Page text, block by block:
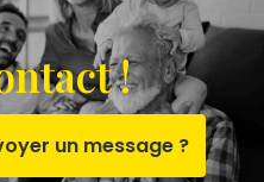
!
un message ?